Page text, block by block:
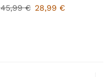
45,99€ 28,99 €